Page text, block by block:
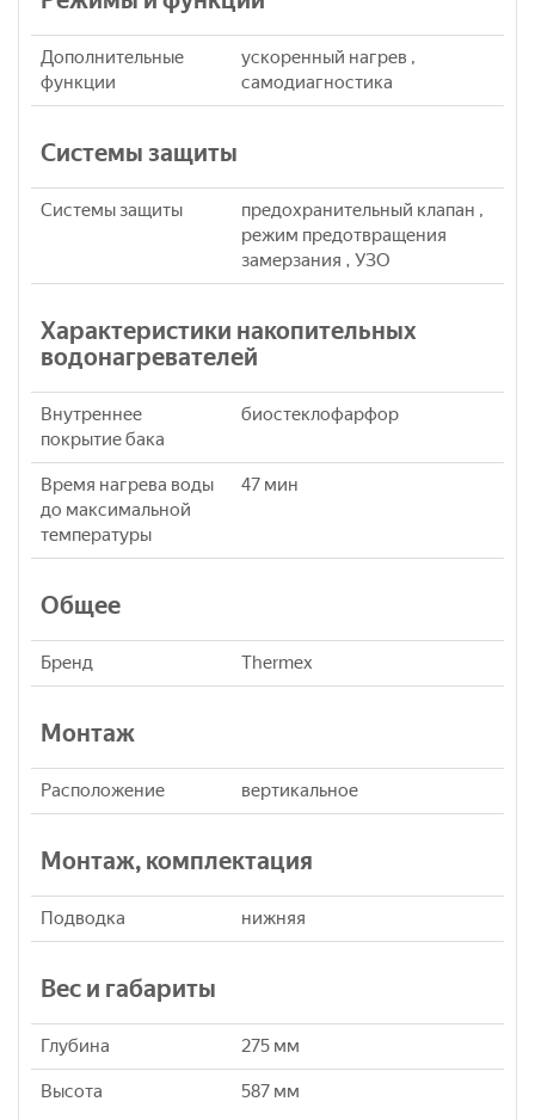
Дополнительные
функции
ускоренный нагрев ,
самодиагностика
Системы защиты
Системы защиты
предохранительный клапан ,
режим предотвращения
замерзания , УЗО
Характеристики накопительных
водонагревателей
Внутреннее
покрытие бака
биостеклофарфор
Время нагрева воды
до максимальной
температуры
47 мин
Общее
Бренд Thermex
Монтаж
Расположение вертикальное
Монтаж, комплектация
Подводка нижняя
Вес и габариты
Глубина 275 мм
Высота 587 мм